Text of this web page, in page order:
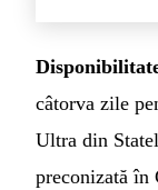
câtorva zile
Ultra din
preconizată în